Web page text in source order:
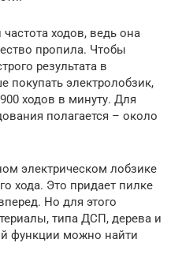
ходов, ведь она
пропила. Чтобы
результата в
покупать электролобзик,
ходов в минуту. Для
полагается – около
электрическом лобзике
хода. Это придает пилке
Но для этого
типа ДСП, дерева и
функции можно найти